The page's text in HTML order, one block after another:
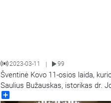
2023-03-11 | 99
Šventinė Kovo 11-osios laida,
Saulius Bužauskas, istorikas dr.